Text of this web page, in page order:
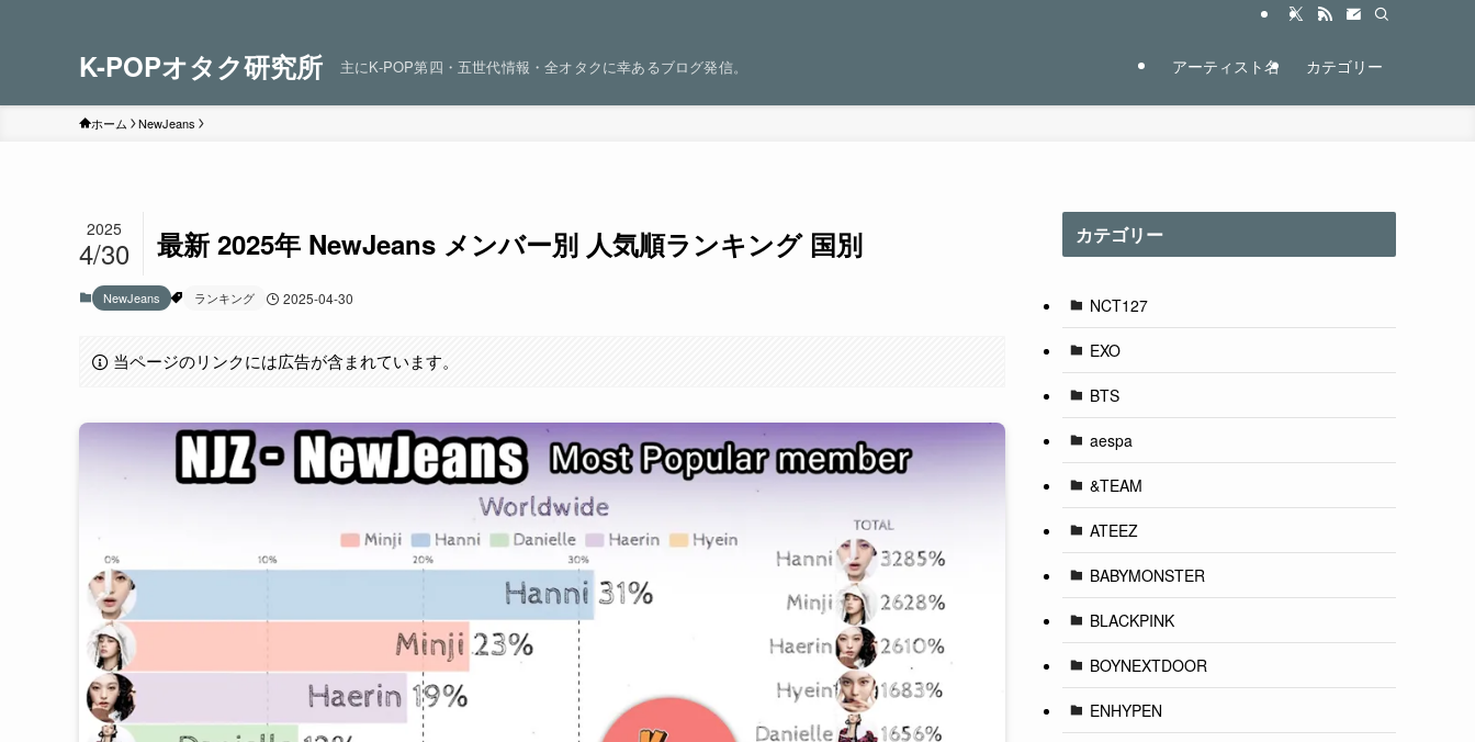
K-POPオタク研究所 主にK-POP第四・五世代情報・全オタクに幸あるブログ発信。 アーティスト名 カテゴリー
ホーム NewJeans
最新 2025年 NewJeans メンバー別 人気順ランキング 国別
2025
4/30
NewJeans ランキング 2025-04-30
当ページのリンクには広告が含まれています。
カテゴリー
NCT127
EXO
BTS
aespa
&TEAM
ATEEZ
BABYMONSTER
BLACKPINK
BOYNEXTDOOR
ENHYPEN